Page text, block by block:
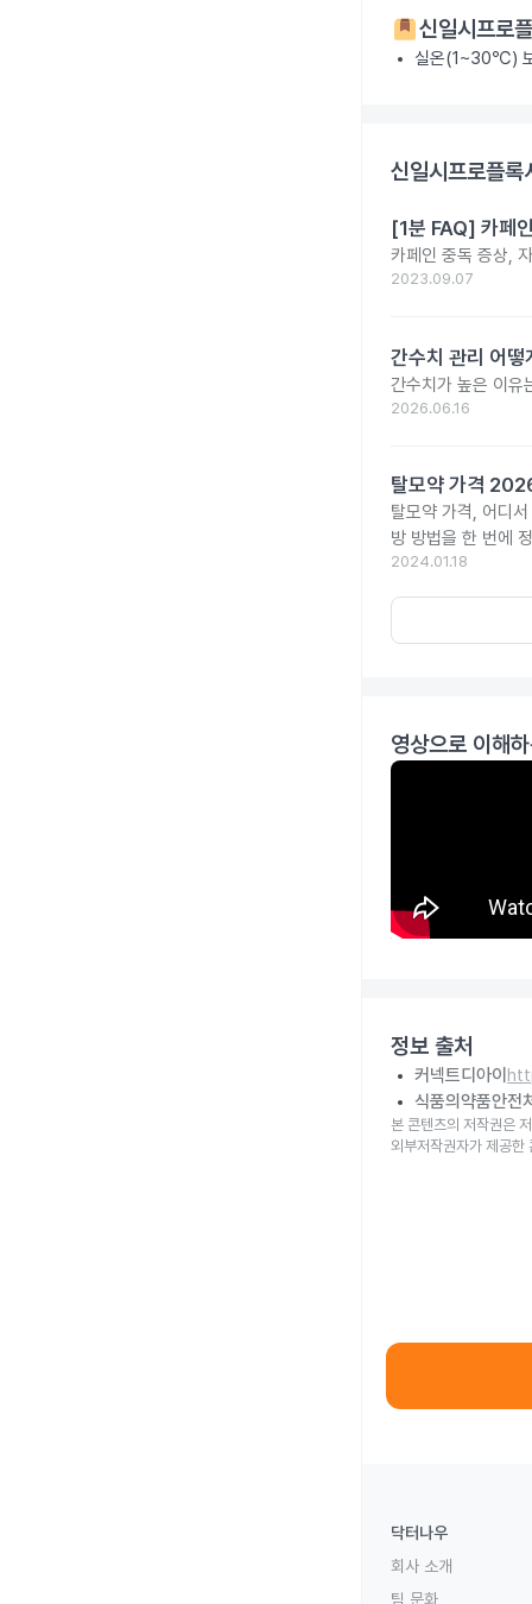
신일시프로
실온(1~30℃)
신일시프로플
[1분 FAQ] 카페
카페인 중독 증상,
2023.09.07
간수치 관리 어
간수치가 높은 이유
2026.06.16
탈모약 가격
탈모약 가격, 어디
방 방법을 한 번에
2024.01.18
영상으로 이해
정보 출처
커넥트디아이
식품의약품안전
본 콘텐츠의 저작권은
외부저작권자가 제공한
닥터나우
회사 소개
팀 문화